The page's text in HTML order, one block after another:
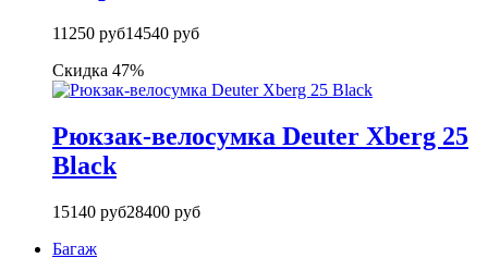
11250 руб14540 руб
Скидка 47%
Рюкзак-велосумка Deuter Xberg 25
Black
15140 руб28400 руб
Багаж